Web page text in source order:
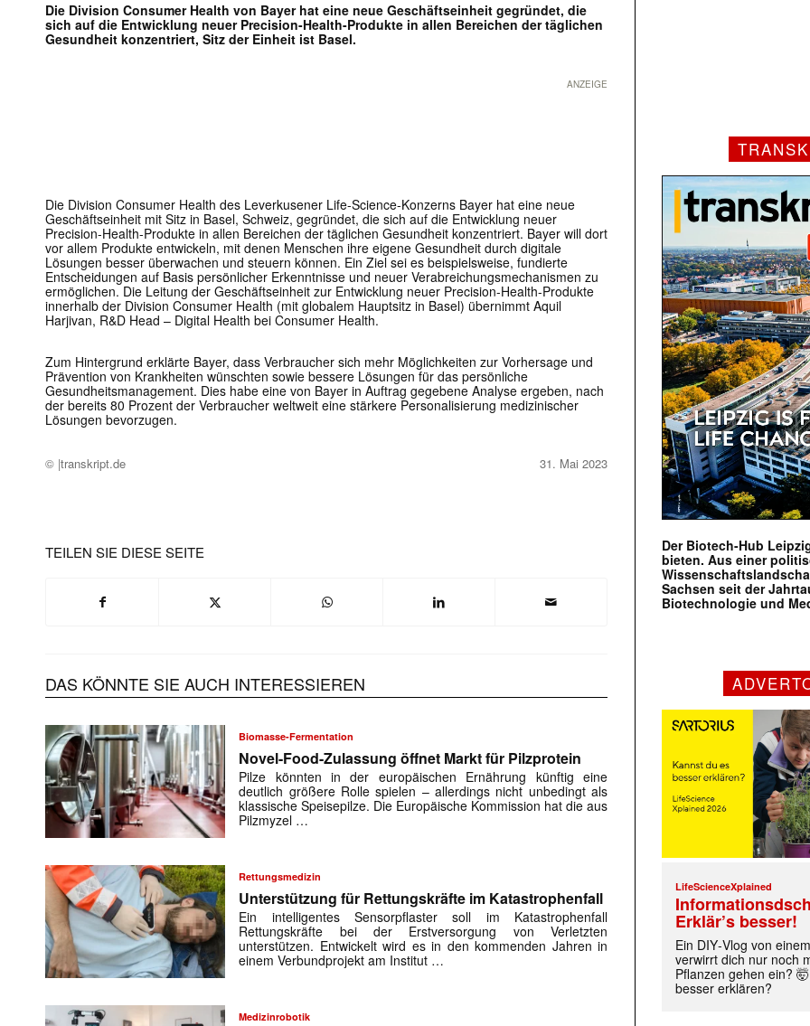
Die Division Consumer Health von Bayer hat eine neue Geschäftseinheit gegründet, die
sich auf die Entwicklung neuer Precision-Health-Produkte in allen Bereichen der täglichen
Gesundheit konzentriert, Sitz der Einheit ist Basel.
ANZEIGE
Die Division Consumer Health des Leverkusener Life-Science-Konzerns Bayer hat eine neue
Geschäftseinheit mit Sitz in Basel, Schweiz, gegründet, die sich auf die Entwicklung neuer
Precision-Health-Produkte in allen Bereichen der täglichen Gesundheit konzentriert. Bayer will dort
vor allem Produkte entwickeln, mit denen Menschen ihre eigene Gesundheit durch digitale
Lösungen besser überwachen und steuern können. Ein Ziel sei es beispielsweise, fundierte
Entscheidungen auf Basis persönlicher Erkenntnisse und neuer Verabreichungsmechanismen zu
ermöglichen. Die Leitung der Geschäftseinheit zur Entwicklung neuer Precision-Health-Produkte
innerhalb der Division Consumer Health (mit globalem Hauptsitz in Basel) übernimmt Aquil
Harjivan, R&D Head – Digital Health bei Consumer Health.
Zum Hintergrund erklärte Bayer, dass Verbraucher sich mehr Möglichkeiten zur Vorhersage und
Prävention von Krankheiten wünschten sowie bessere Lösungen für das persönliche
Gesundheitsmanagement. Dies habe eine von Bayer in Auftrag gegebene Analyse ergeben, nach
der bereits 80 Prozent der Verbraucher weltweit eine stärkere Personalisierung medizinischer
Lösungen bevorzugen.
© |transkript.de 31. Mai 2023
TEILEN SIE DIESE SEITE
DAS KÖNNTE SIE AUCH INTERESSIEREN
Biomasse-Fermentation
Novel-Food-Zulassung öffnet Markt für Pilzprotein
Pilze könnten in der europäischen Ernährung künftig eine
deutlich größere Rolle spielen – allerdings nicht unbedingt als
klassische Speisepilze. Die Europäische Kommission hat die aus
Pilzmyzel …
Rettungsmedizin
Unterstützung für Rettungskräfte im Katastrophenfall
Ein intelligentes Sensorpflaster soll im Katastrophenfall
Rettungskräfte bei der Erstversorgung von Verletzten
unterstützen. Entwickelt wird es in den kommenden Jahren in
einem Verbundprojekt am Institut …
Medizinrobotik
Der Biotech-Hub
bieten. Aus einer
Sachsen seit der
Biotechnologie und
LifeScienceXplained
Erklär’s besser!
Ein DIY‑Vlog von
verwirrt dich nur noch
Pflanzen gehen ein?
besser erklären?